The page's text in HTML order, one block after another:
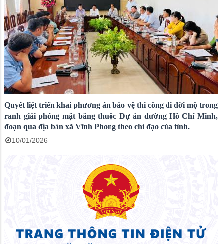
Quyết liệt triển khai phương án bảo vệ thi công di dời mộ trong
ranh giải phóng mặt bằng thuộc Dự án đường Hồ Chí Minh,
đoạn qua địa bàn xã Vĩnh Phong theo chỉ đạo của tỉnh.
10/01/2026